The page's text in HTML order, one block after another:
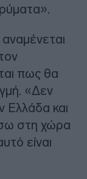
πως θα
«Δεν
Ελλάδα και
στη χώρα
είναι